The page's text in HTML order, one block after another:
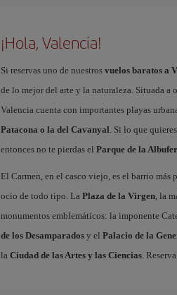
¡Hola, Valencia!
Si reservas uno de nuestros vuelos baratos a
de lo mejor del arte y la naturaleza. Situada
Valencia cuenta con importantes playas
Patacona o la del Cavanyal. Si lo que
entonces no te pierdas el Parque de la
El Carmen, en el casco viejo, es el barrio
ocio de todo tipo. La Plaza de la Virgen, la
monumentos emblemáticos: la imponente
de los Desamparadosy el Palacio de la
la Ciudad de las Artes y las Ciencias.